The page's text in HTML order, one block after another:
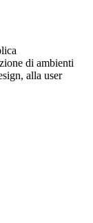
di ambienti
alla user